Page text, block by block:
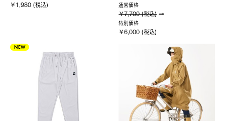
￥1,980 (税込) 通常価格
￥7,700 (税込)
特別価格
￥6,000 (税込)
NEW